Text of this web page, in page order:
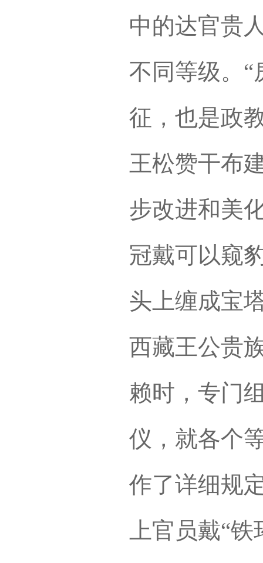
中的达官贵
不同等级。“
征，也是政
王松赞干布
步改进和美
冠戴可以窥
头上缠成宝
西藏王公贵
赖时，专门
仪，就各个
作了详细规
上官员戴“